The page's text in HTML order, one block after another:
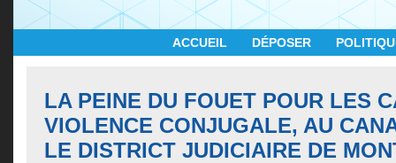
ACCUEIL DÉPOSER
LA PEINE DU FOUET POUR LES
VIOLENCE CONJUGALE, AU
LE DISTRICT JUDICIAIRE DE